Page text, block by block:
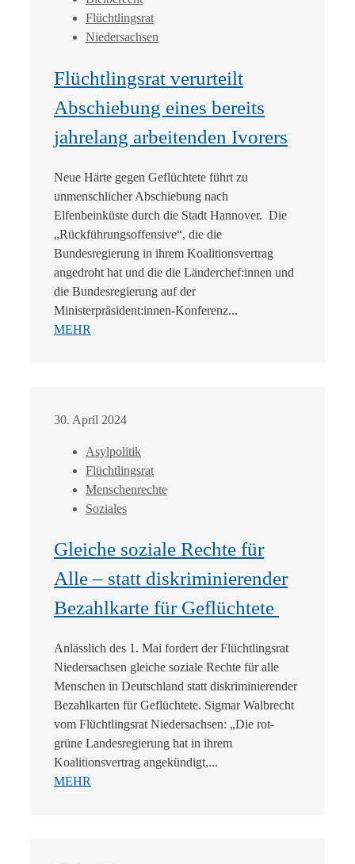
Flüchtlingsrat
Niedersachsen
Flüchtlingsrat verurteilt
Abschiebung eines bereits
jahrelang arbeitenden Ivorers
Neue Härte gegen Geflüchtete führt zu
unmenschlicher Abschiebung nach
Elfenbeinküste durch die Stadt Hannover. Die
„Rückführungsoffensive“, die die
Bundesregierung in ihrem Koalitionsvertrag
angedroht hat und die die Länderchef:innen und
die Bundesregierung auf der
Ministerpräsident:innen-Konferenz...
MEHR
30. April 2024
Asylpolitik
Flüchtlingsrat
Menschenrechte
Soziales
Gleiche soziale Rechte für
Alle – statt diskriminierender
Bezahlkarte für Geflüchtete
Anlässlich des 1. Mai fordert der Flüchtlingsrat
Niedersachsen gleiche soziale Rechte für alle
Menschen in Deutschland statt diskriminierender
Bezahlkarten für Geflüchtete. Sigmar Walbrecht
vom Flüchtlingsrat Niedersachsen: „Die rot-
grüne Landesregierung hat in ihrem
Koalitionsvertrag angekündigt,...
MEHR